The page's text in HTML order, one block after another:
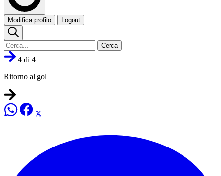
Modifica profilo Logout
Cerca
4 di 4
Ritorno al gol